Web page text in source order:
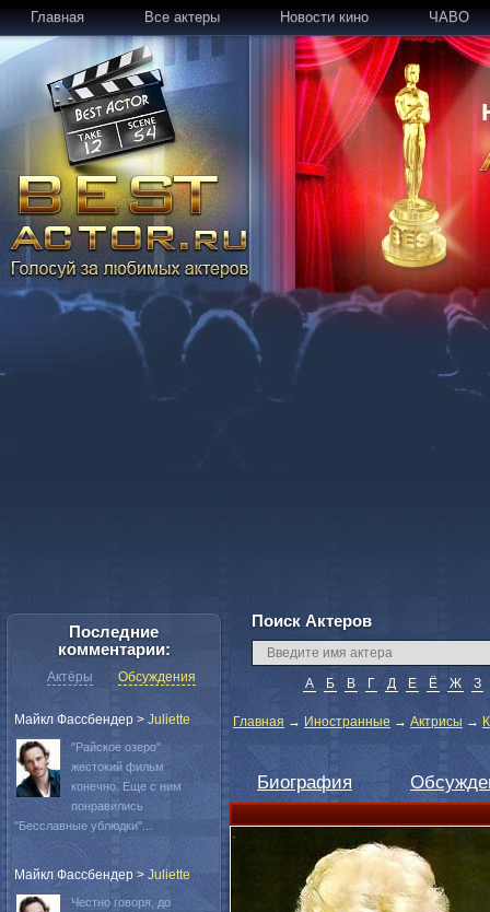
Главная Все актеры Новости кино ЧАВО
Поиск Актеров
А Б В Г Д Е Ё Ж З
Главная → Иностранные → Актрисы →
Биография
Последние
комментарии:
Актёры Обсуждения
Майкл Фассбендер > Juliette
"Райское озеро"
жестокий фильм
конечно. Еще с ним
понравились
"Бесславные ублюдки"...
Майкл Фассбендер > Juliette
Честно говоря, до